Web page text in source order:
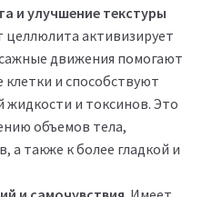
и улучшение текстуры
целлюлита активизирует
движения помогают
и способствуют
жидкости и токсинов. Это
объемов тела,
а также к более гладкой и